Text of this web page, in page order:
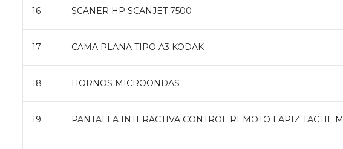
16 SCANER HP SCANJET 7500
17 CAMA PLANA TIPO A3 KODAK
18 HORNOS MICROONDAS
19 PANTALLA INTERACTIVA CONTROL REMOTO LAPIZ TACTIL M